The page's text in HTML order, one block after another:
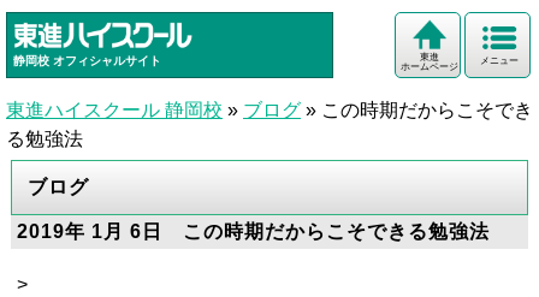
静岡校 オフィシャルサイト メニュー
東進
ホームページ
東進ハイスクール 静岡校 » ブログ » この時期だからこそでき
る勉強法
ブログ
2019年 1月 6日 この時期だからこそできる勉強法
>